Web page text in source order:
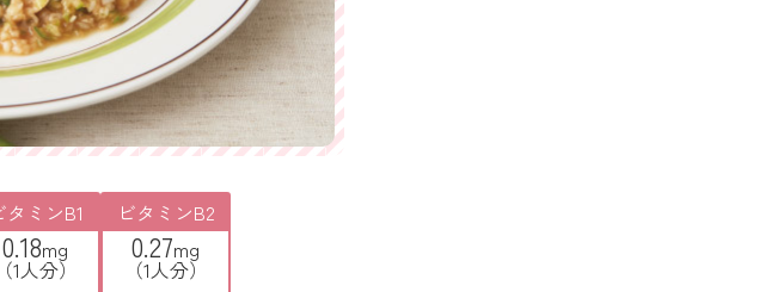
タミンB1
0.18mg
（1人分）
ビタミンB2
0.27mg
（1人分）